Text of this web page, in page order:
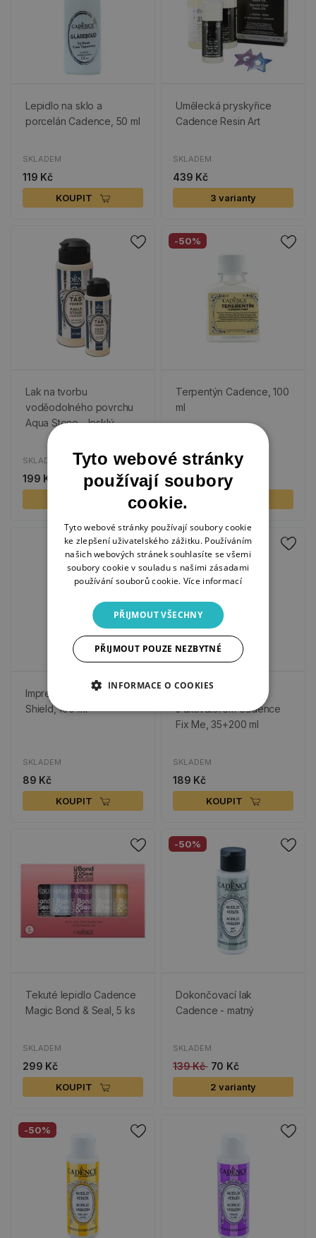
Lepidlo na sklo a
porcelán Cadence, 50 ml
SKLADEM
119 Kč
KOUPIT
Umělecká pryskyřice
Cadence Resin Art
SKLADEM
439 Kč
3 varianty
Lak na tvorbu
voděodolného povrchu
Aqua Stone - lesklý
SKLADEM
199 Kč
-50%
Terpentýn Cadence, 100
ml
SKLADEM
89 Kč 45 Kč
Impregnační sprej Aqua
Shield, 100 ml
SKLADEM
89 Kč
KOUPIT
Novinka
s aktivátorem Cadence
Fix Me, 35+200 ml
SKLADEM
189 Kč
KOUPIT
Tekuté lepidlo Cadence
Magic Bond & Seal, 5 ks
SKLADEM
299 Kč
KOUPIT
-50%
Dokončovací lak
Cadence - matný
SKLADEM
139 Kč 70 Kč
2 varianty
-50%
Tyto webové stránky
používají soubory
cookie.
Tyto webové stránky používají soubory cookie
ke zlepšení uživatelského zážitku. Používáním
našich webových stránek souhlasíte se všemi
soubory cookie v souladu s našimi zásadami
používání souborů cookie. Více informací
PŘIJMOUT VŠECHNY
PŘIJMOUT POUZE NEZBYTNÉ
INFORMACE O COOKIES